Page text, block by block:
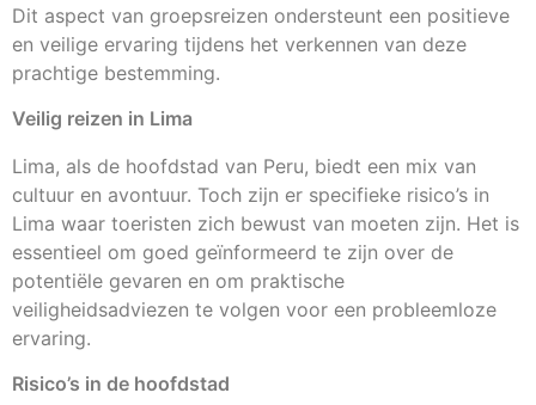
Dit aspect van groepsreizen ondersteunt een positieve
en veilige ervaring tijdens het verkennen van deze
prachtige bestemming.
Veilig reizen in Lima
Lima, als de hoofdstad van Peru, biedt een mix van
cultuur en avontuur. Toch zijn er specifieke risico’s in
Lima waar toeristen zich bewust van moeten zijn. Het is
essentieel om goed geïnformeerd te zijn over de
potentiële gevaren en om praktische
veiligheidsadviezen te volgen voor een probleemloze
ervaring.
Risico’s in de hoofdstad